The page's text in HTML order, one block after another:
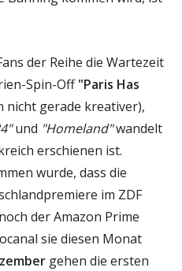
der Reihe die Wartezeit
Spin-Off"Paris Has
nicht gerade kreativer),
und "Homeland"wandelt
erschienen ist.
wurde, dass die
im ZDF
der Amazon Prime
sie diesen Monat
gehen die ersten